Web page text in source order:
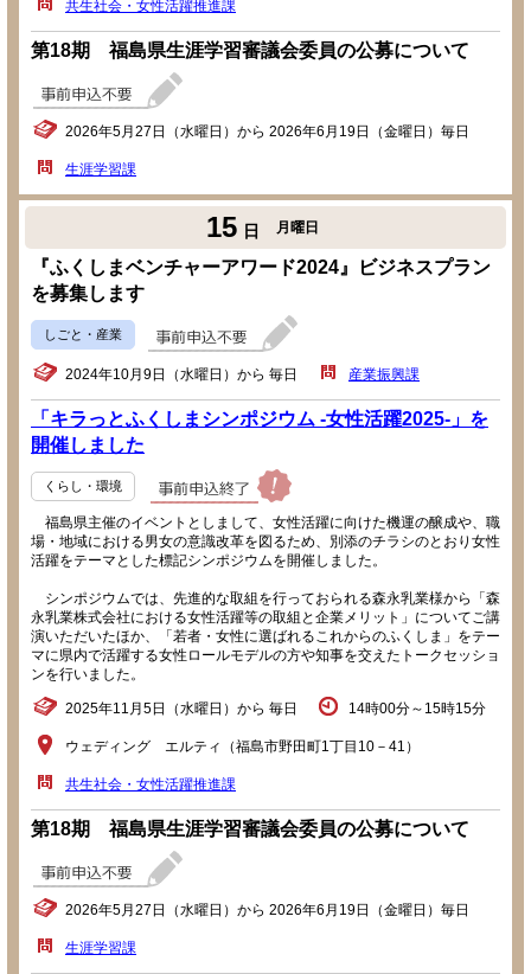
共生社会・女性活躍推進課
第18期 福島県生涯学習審議会委員の公募について
2026年5月27日（水曜日）から 2026年6月19日（金曜日）毎日
生涯学習課
15 日 月曜日
『ふくしまベンチャーアワード2024』ビジネスプラン
を募集します
しごと・産業
2024年10月9日（水曜日）から 毎日 産業振興課
「キラっとふくしまシンポジウム -女性活躍2025-」を
開催しました
くらし・環境
福島県主催のイベントとしまして、女性活躍に向けた機運の醸成や、職
場・地域における男女の意識改革を図るため、別添のチラシのとおり女性
活躍をテーマとした標記シンポジウムを開催しました。
シンポジウムでは、先進的な取組を行っておられる森永乳業様から「森
永乳業株式会社における女性活躍等の取組と企業メリット」についてご講
演いただいたほか、「若者・女性に選ばれるこれからのふくしま」をテー
マに県内で活躍する女性ロールモデルの方や知事を交えたトークセッショ
ンを行いました。
2025年11月5日（水曜日）から 毎日 14時00分～15時15分
ウェディング エルティ（福島市野田町1丁目10－41）
共生社会・女性活躍推進課
第18期 福島県生涯学習審議会委員の公募について
2026年5月27日（水曜日）から 2026年6月19日（金曜日）毎日
生涯学習課